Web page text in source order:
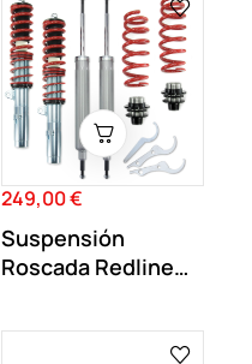
Precio
249,00 €
Suspensión
Roscada Redline